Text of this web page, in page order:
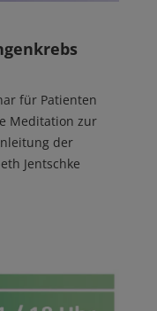
für Patienten
Meditation zur
der
Jentschke